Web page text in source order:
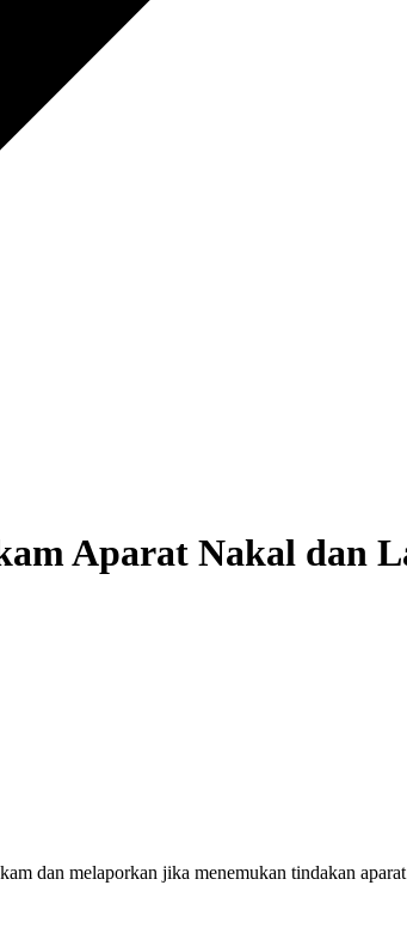
Aparat Nakal dan
dan melaporkan jika menemukan tindakan